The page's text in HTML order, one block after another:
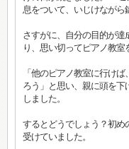
息をついて、いじけながら
さすがに、自分の目的が
り、思い切ってピアノ教室
「他のピアノ教室に行け
ろう」と思い、親に頭を
しました。
するとどうでしょう？初め
受けていました。